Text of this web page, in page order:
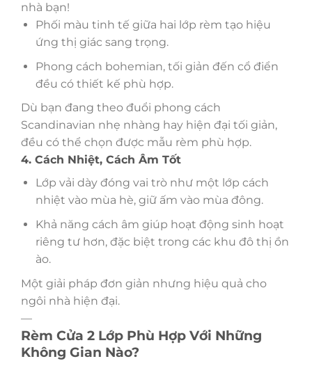
nhà bạn!
Phối màu tinh tế giữa hai lớp rèm tạo hiệu
ứng thị giác sang trọng.
Phong cách bohemian, tối giản đến cổ điển
đều có thiết kế phù hợp.
Dù bạn đang theo đuổi phong cách
Scandinavian nhẹ nhàng hay hiện đại tối giản,
đều có thể chọn được mẫu rèm phù hợp.
4. Cách Nhiệt, Cách Âm Tốt
Lớp vải dày đóng vai trò như một lớp cách
nhiệt vào mùa hè, giữ ấm vào mùa đông.
Khả năng cách âm giúp hoạt động sinh hoạt
riêng tư hơn, đặc biệt trong các khu đô thị ồn
ào.
Một giải pháp đơn giản nhưng hiệu quả cho
ngôi nhà hiện đại.
—
Rèm Cửa 2 Lớp Phù Hợp Với Những
Không Gian Nào?